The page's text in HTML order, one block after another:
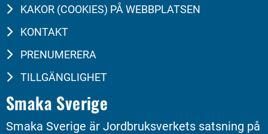
KAKOR (COOKIES) PÅ WEBBPLATSEN
KONTAKT
PRENUMERERA
TILLGÄNGLIGHET
Smaka Sverige
Smaka Sverige är Jordbruksverkets satsning på